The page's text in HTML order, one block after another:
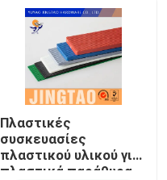
Πλαστικές
συσκευασίες
πλαστικού υλικού για
πλαστικά παράθυρα